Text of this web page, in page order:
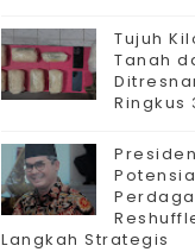
Tujuh
Tanah
Ringkus
Langkah Strategis